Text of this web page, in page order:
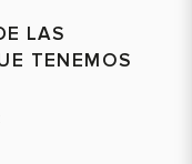
LAS
TENEMOS